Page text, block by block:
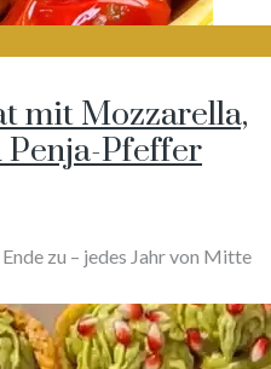
mit Mozzarella,
Pfeffer
zu – jedes Jahr von Mitte